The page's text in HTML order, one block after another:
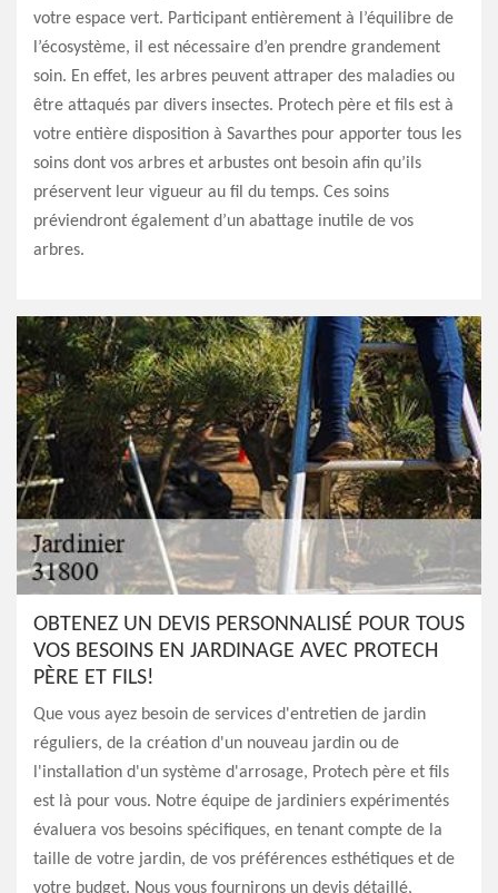
votre espace vert. Participant entièrement à l’équilibre de
l’écosystème, il est nécessaire d’en prendre grandement
soin. En effet, les arbres peuvent attraper des maladies ou
être attaqués par divers insectes. Protech père et fils est à
votre entière disposition à Savarthes pour apporter tous les
soins dont vos arbres et arbustes ont besoin afin qu’ils
préservent leur vigueur au fil du temps. Ces soins
préviendront également d’un abattage inutile de vos
arbres.
OBTENEZ UN DEVIS PERSONNALISÉ POUR TOUS
VOS BESOINS EN JARDINAGE AVEC PROTECH
PÈRE ET FILS!
Que vous ayez besoin de services d'entretien de jardin
réguliers, de la création d'un nouveau jardin ou de
l'installation d'un système d'arrosage, Protech père et fils
est là pour vous. Notre équipe de jardiniers expérimentés
évaluera vos besoins spécifiques, en tenant compte de la
taille de votre jardin, de vos préférences esthétiques et de
votre budget. Nous vous fournirons un devis détaillé,